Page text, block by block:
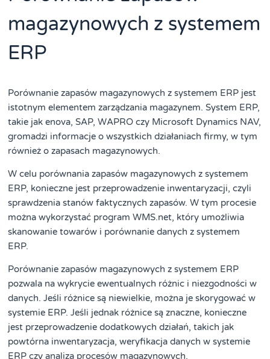
magazynowych z systemem
ERP
Porównanie zapasów magazynowych z systemem ERP jest
istotnym elementem zarządzania magazynem. System ERP,
takie jak enova, SAP, WAPRO czy Microsoft Dynamics NAV,
gromadzi informacje o wszystkich działaniach firmy, w tym
również o zapasach magazynowych.
W celu porównania zapasów magazynowych z systemem
ERP, konieczne jest przeprowadzenie inwentaryzacji, czyli
sprawdzenia stanów faktycznych zapasów. W tym procesie
można wykorzystać program WMS.net, który umożliwia
skanowanie towarów i porównanie danych z systemem
ERP.
Porównanie zapasów magazynowych z systemem ERP
pozwala na wykrycie ewentualnych różnic i niezgodności w
danych. Jeśli różnice są niewielkie, można je skorygować w
systemie ERP. Jeśli jednak różnice są znaczne, konieczne
jest przeprowadzenie dodatkowych działań, takich jak
powtórna inwentaryzacja, weryfikacja danych w systemie
ERP czy analiza procesów magazynowych.